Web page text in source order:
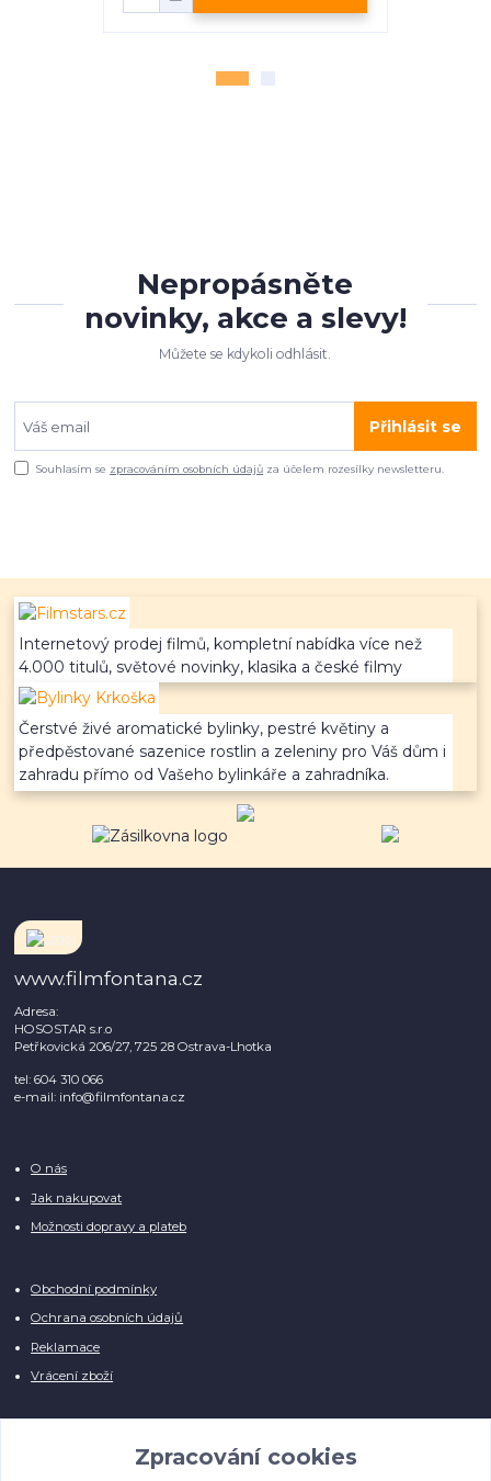
Nepropásněte
novinky, akce a slevy!
Můžete se kdykoli odhlásit.
Přihlásit se
Souhlasím se zpracováním osobních údajů za účelem rozesílky newsletteru.
Internetový prodej filmů, kompletní nabídka více než
4.000 titulů, světové novinky, klasika a české filmy
Čerstvé živé aromatické bylinky, pestré květiny a
předpěstované sazenice rostlin a zeleniny pro Váš dům i
zahradu přímo od Vašeho bylinkáře a zahradníka.
www.filmfontana.cz
Adresa:
HOSOSTAR s.r.o
Petřkovická 206/27, 725 28 Ostrava-Lhotka
tel: 604 310 066
e-mail: info@filmfontana.cz
O nás
Jak nakupovat
Možnosti dopravy a plateb
Obchodní podmínky
Ochrana osobních údajů
Reklamace
Vrácení zboží
Zpracování cookies